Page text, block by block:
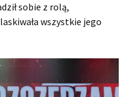
sobie z rolą,
wszystkie jego